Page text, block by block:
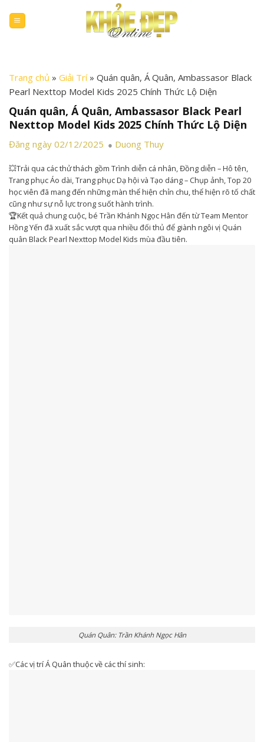
content
Trang chủ » Giải Trí» Quán quân, Á Quân, Ambassasor Black
Pearl Nexttop Model Kids 2025 Chính Thức Lộ Diện
Quán quân, Á Quân, Ambassasor Black Pearl
Nexttop Model Kids 2025 Chính Thức Lộ Diện
Đăng ngày 02/12/2025 Duong Thuy
💥Trải qua các thử thách gồm Trình diễn cá nhân, Đồng diễn – Hô tên,
Trang phục Áo dài, Trang phục Dạ hội và Tạo dáng – Chụp ảnh, Top 20
học viên đã mang đến những màn thể hiện chỉn chu, thể hiện rõ tố chất
cũng như sự nỗ lực trong suốt hành trình.
🏆Kết quả chung cuộc, bé Trần Khánh Ngọc Hân đến từ Team Mentor
Hồng Yến đã xuất sắc vượt qua nhiều đối thủ để giành ngôi vị Quán
quân Black Pearl Nexttop Model Kids mùa đầu tiên.
Quán Quân: Trần Khánh Ngọc Hân
✅Các vị trí Á Quân thuộc về các thí sinh: